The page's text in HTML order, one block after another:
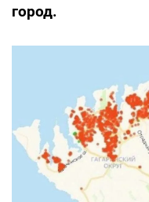
город.